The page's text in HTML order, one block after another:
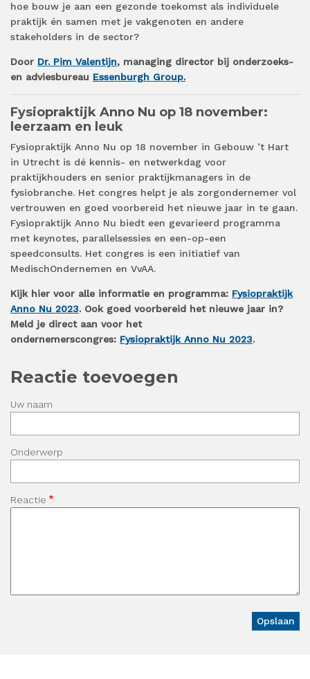
hoe bouw je aan een gezonde toekomst als individuele
praktijk én samen met je vakgenoten en andere
stakeholders in de sector?
Door Dr. Pim Valentijn, managing director bij onderzoeks-
en adviesbureau Essenburgh Group.
Fysiopraktijk Anno Nu op 18 november:
leerzaam en leuk
Fysiopraktijk Anno Nu op 18 november in Gebouw ’t Hart
in Utrecht is dé kennis- en netwerkdag voor
praktijkhouders en senior praktijkmanagers in de
fysiobranche. Het congres helpt je als zorgondernemer vol
vertrouwen en goed voorbereid het nieuwe jaar in te gaan.
Fysiopraktijk Anno Nu biedt een gevarieerd programma
met keynotes, parallelsessies en een-op-een
speedconsults. Het congres is een initiatief van
MedischOndernemen en VvAA.
Kijk hier voor alle informatie en programma: Fysiopraktijk
Anno Nu 2023. Ook goed voorbereid het nieuwe jaar in?
Meld je direct aan voor het
ondernemerscongres: Fysiopraktijk Anno Nu 2023.
Reactie toevoegen
Uw naam
Onderwerp
Reactie